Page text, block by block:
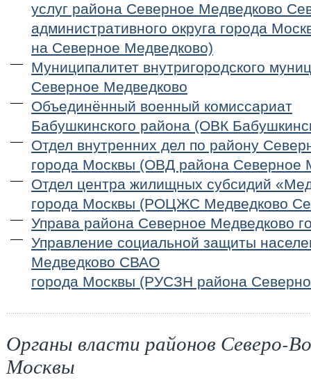
услуг района Северное Медведково
административного округа города
на Северное Медведково)
Муниципалитет внутригородского
Северное Медведково
Объединённый военный комиссариат
Бабушкинского района (ОВК
Отдел внутренних дел по району
города Москвы (ОВД района Северное
Отдел центра жилищных субсидий
города Москвы (РОЦЖС Медведково
Управа района Северное Медведково
Управление социальной защиты
Медведково СВАО
города Москвы (РУСЗН района
Органы власти районов Северо-
Москвы